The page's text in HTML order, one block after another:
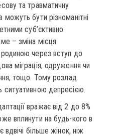
та травматичну
бути різноманітні
суб’єктивно
– зміна місця
через вступ до
міграція, одруження чи
тощо. Тому розлад
ситуативною депресією.
вражає від 2 до 8%
вплинути на будь-кого в
вдвічі більше жінок, ніж